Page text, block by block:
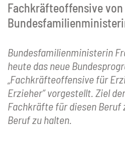
Fachkräfteoffensive von
Bundesfamilienministerin
heute das neue
„Fachkräfteoffensive für
Erzieher“ vorgestellt. Ziel
Fachkräfte für diesen Beruf
Beruf zu halten.